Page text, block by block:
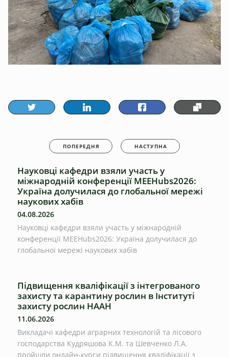
ПОПЕРЕДНЯ НАСТУПНА
Науковці кафедри взяли участь у
міжнародній конференції MEEHubs2026:
Україна долучилася до глобальної мережі
наукових хабів
04.08.2026
Науковці кафедри взяли участь у міжнародній
конференції MEEHubs2026: Україна долучилася до
глобальної мережі наукових хабів
Підвищення кваліфікації з інтегрованого
захисту та карантину рослин в Інституті
захисту рослин НААН
11.06.2026
Викладачі кафедри аграрних технологій та лісового
господарства Кудряшова К.М. та Шевченко Л.А.
пройшли онлайн-курси підвищення кваліфікації з